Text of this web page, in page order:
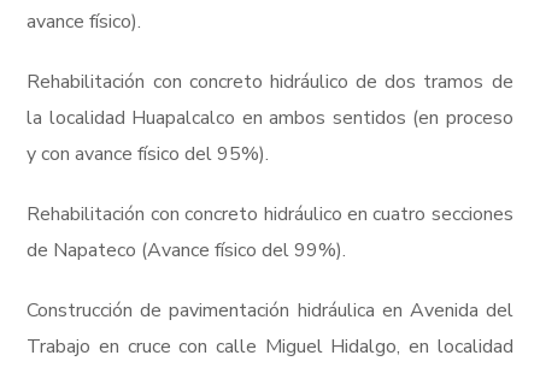
avance físico).
Rehabilitación con concreto hidráulico de dos tramos de
la localidad Huapalcalco en ambos sentidos (en proceso
y con avance físico del 95%).
Rehabilitación con concreto hidráulico en cuatro secciones
de Napateco (Avance físico del 99%).
Construcción de pavimentación hidráulica en Avenida del
Trabajo en cruce con calle Miguel Hidalgo, en localidad